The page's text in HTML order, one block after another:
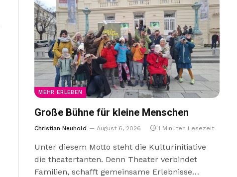
MEHR ERLEBEN
Große Bühne für kleine Menschen
Christian Neuhold August 6, 2026 1 Minuten Lesezeit
Unter diesem Motto steht die Kulturinitiative
die theatertanten. Denn Theater verbindet
Familien, schafft gemeinsame Erlebnisse…